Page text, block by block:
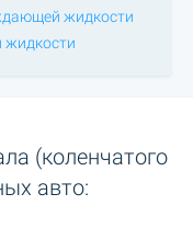
жидкости
(коленчатого
авто: